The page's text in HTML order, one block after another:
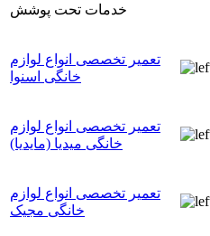
خدمات تحت پوشش
تعمیر تخصصی انواع لوازم
خانگی اسنوا
تعمیر تخصصی انواع لوازم
خانگی میدیا (مایدیا)
تعمیر تخصصی انواع لوازم
خانگی مجیک